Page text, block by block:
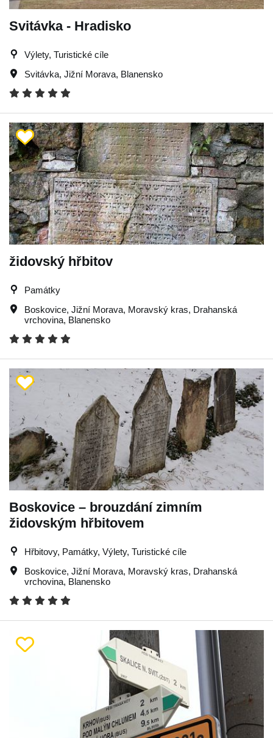
Svitávka - Hradisko
Výlety, Turistické cíle
Svitávka, Jižní Morava, Blanensko
židovský hřbitov
Památky
Boskovice, Jižní Morava, Moravský kras, Drahanská
vrchovina, Blanensko
Boskovice – brouzdání zimním
židovským hřbitovem
Hřbitovy, Památky, Výlety, Turistické cíle
Boskovice, Jižní Morava, Moravský kras, Drahanská
vrchovina, Blanensko